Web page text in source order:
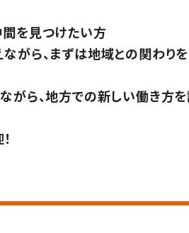
を見つけたい方
がら、まずは地域との関わり
がら、地方での新しい働き方